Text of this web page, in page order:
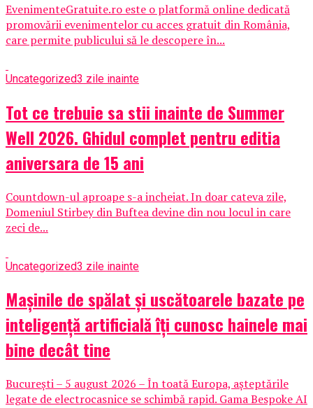
EvenimenteGratuite.ro este o platformă online dedicată
promovării evenimentelor cu acces gratuit din România,
care permite publicului să le descopere în...
Uncategorized3 zile inainte
Tot ce trebuie sa stii inainte de Summer
Well 2026. Ghidul complet pentru editia
aniversara de 15 ani
Countdown-ul aproape s-a incheiat. In doar cateva zile,
Domeniul Stirbey din Buftea devine din nou locul in care
zeci de...
Uncategorized3 zile inainte
Mașinile de spălat și uscătoarele bazate pe
inteligență artificială îți cunosc hainele mai
bine decât tine
București – 5 august 2026 – În toată Europa, așteptările
legate de electrocasnice se schimbă rapid. Gama Bespoke AI